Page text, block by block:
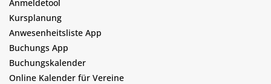
Anmeldetool
Kursplanung
Anwesenheitsliste App
Buchungs App
Buchungskalender
Online Kalender für Vereine